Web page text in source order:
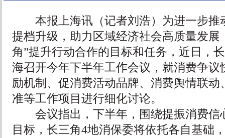
本报上海讯（记者刘浩）为进一步推
提档升级，助力区域经济社会高质量发展
角”提升行动合作的目标和任务，近日，
海召开今年下半年工作会议，就消费争议
励机制、促消费活动品牌、消费舆情联动
准等工作项目进行细化讨论。
会议指出，下半年，围绕提振消费信
目标，长三角4地消保委将依托各自基础